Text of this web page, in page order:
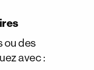
ou des
avec :